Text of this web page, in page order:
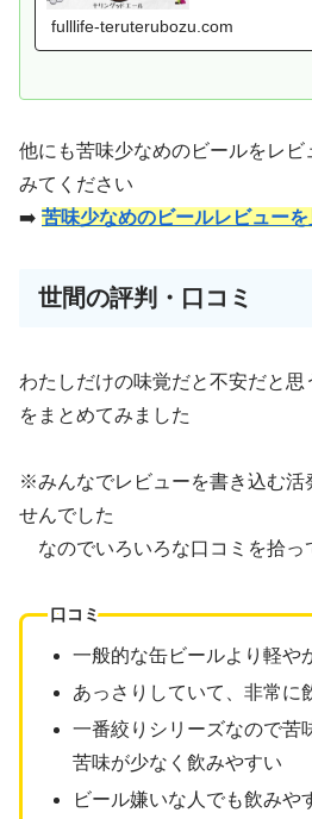
fulllife-teruterubozu.com
他にも苦味少なめのビールをレビ
みてください
➡️ 苦味少なめのビールレビューを
世間の評判・口コミ
わたしだけの味覚だと不安だと思
をまとめてみました
※みんなでレビューを書き込む活
せんでした
なのでいろいろな口コミを拾っ
口コミ
一般的な缶ビールより軽や
あっさりしていて、非常に
一番絞りシリーズなので苦
苦味が少なく飲みやすい
ビール嫌いな人でも飲みや